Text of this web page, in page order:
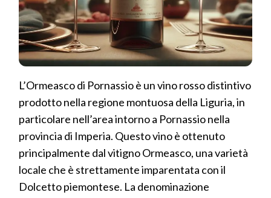
L’Ormeasco di Pornassio è un vino rosso distintivo
prodotto nella regione montuosa della Liguria, in
particolare nell’area intorno a Pornassio nella
provincia di Imperia. Questo vino è ottenuto
principalmente dal vitigno Ormeasco, una varietà
locale che è strettamente imparentata con il
Dolcetto piemontese. La denominazione